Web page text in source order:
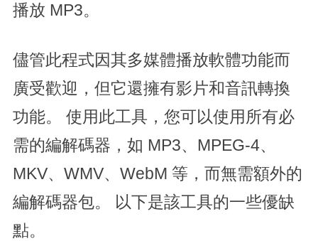
播放 MP3。
儘管此程式因其多媒體播放軟體功能而
廣受歡迎，但它還擁有影片和音訊轉換
功能。 使用此工具，您可以使用所有必
需的編解碼器，如 MP3、MPEG-4、
MKV、WMV、WebM 等，而無需額外的
編解碼器包。 以下是該工具的一些優缺
點。